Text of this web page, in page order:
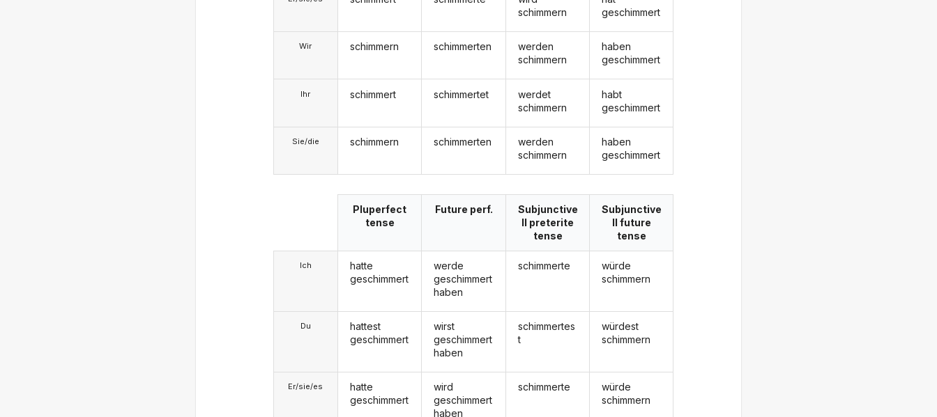
Wir
Ihr
Sie/die
schimmern
schimmert
schimmern
schimmerten
schimmertet
schimmerten
schimmern
werden
schimmern
werdet
schimmern
werden
schimmern
geschimmert
haben
geschimmert
habt
geschimmert
haben
geschimmert
Ich
Du
Er/sie/es
Pluperfect
tense
hatte
geschimmert
hattest
geschimmert
hatte
geschimmert
Future perf.
werde
geschimmert
haben
wirst
geschimmert
haben
wird
geschimmert
haben
Subjunctive
II preterite
tense
schimmerte
schimmertes
t
schimmerte
Subjunctive
II future
tense
würde
schimmern
würdest
schimmern
würde
schimmern